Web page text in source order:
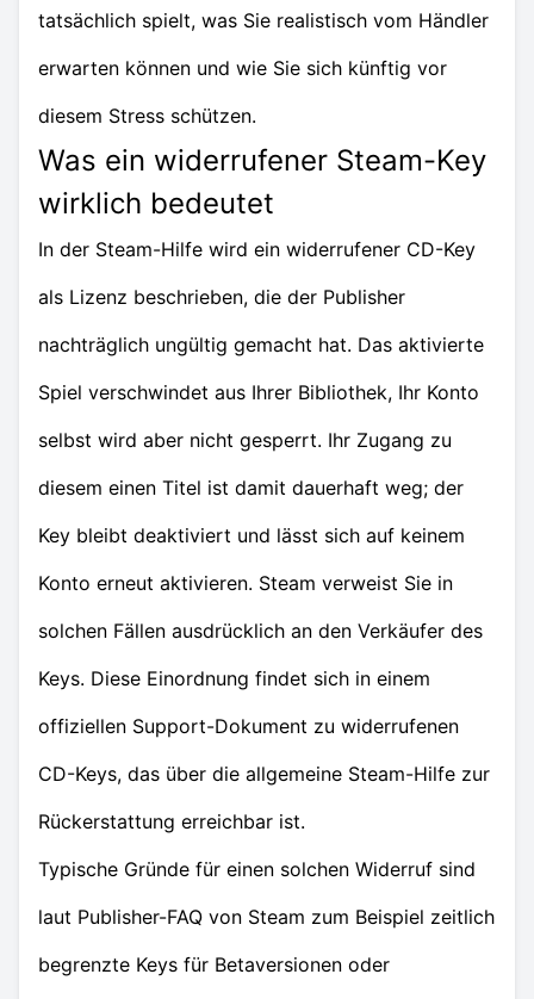
tatsächlich spielt, was Sie realistisch vom Händler
erwarten können und wie Sie sich künftig vor
diesem Stress schützen.
Was ein widerrufener Steam-Key
wirklich bedeutet
In der Steam-Hilfe wird ein widerrufener CD-Key
als Lizenz beschrieben, die der Publisher
nachträglich ungültig gemacht hat. Das aktivierte
Spiel verschwindet aus Ihrer Bibliothek, Ihr Konto
selbst wird aber nicht gesperrt. Ihr Zugang zu
diesem einen Titel ist damit dauerhaft weg; der
Key bleibt deaktiviert und lässt sich auf keinem
Konto erneut aktivieren. Steam verweist Sie in
solchen Fällen ausdrücklich an den Verkäufer des
Keys. Diese Einordnung findet sich in einem
offiziellen Support-Dokument zu widerrufenen
CD-Keys, das über die allgemeine Steam-Hilfe zur
Rückerstattung erreichbar ist.
Typische Gründe für einen solchen Widerruf sind
laut Publisher-FAQ von Steam zum Beispiel zeitlich
begrenzte Keys für Betaversionen oder